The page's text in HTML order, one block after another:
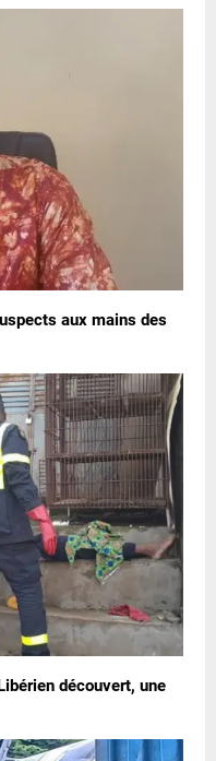
aux mains des
découvert, une